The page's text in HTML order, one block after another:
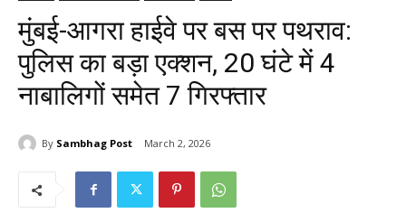
मुंबई-आगरा हाईवे पर बस पर पथराव:
पुलिस का बड़ा एक्शन, 20 घंटे में 4
नाबालिगों समेत 7 गिरफ्तार
By Sambhag Post March 2, 2026